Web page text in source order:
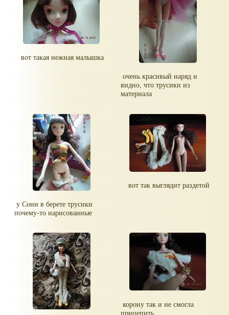
вот такая нежная малышка
очень красивый наряд и
видно, что трусики из
материала
у Сони в берете трусики
почему-то нарисованные
вот так выглядит раздетой
корону так и не смогла
прицепить